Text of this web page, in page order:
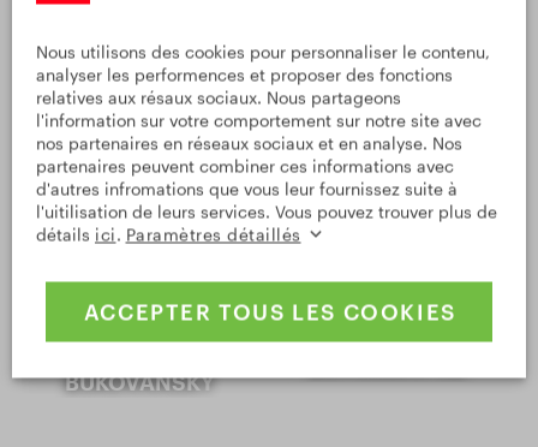
Où aller ensuite
LE COMPLEXE
MINIER DE
BUKOVANSKÝ
FERME DE
Nous utilisons des cookies pour personnaliser le contenu,
analyser les performences et proposer des fonctions
relatives aux résaux sociaux. Nous partageons
l'information sur votre comportement sur notre site avec
nos partenaires en réseaux sociaux et en analyse. Nos
partenaires peuvent combiner ces informations avec
d'autres infromations que vous leur fournissez suite à
l'uitilisation de leurs services. Vous pouvez trouver plus de
détails ici. Paramètres détaillés
ACCEPTER TOUS LES COOKIES